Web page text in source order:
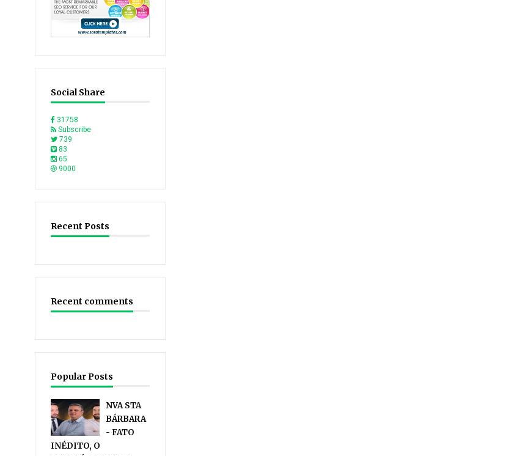
Social Share
31758
Subscribe
739
83
65
9000
Recent Posts
Recent comments
Popular Posts
NVA STA
BÁRBARA
- FATO
INÉDITO, O